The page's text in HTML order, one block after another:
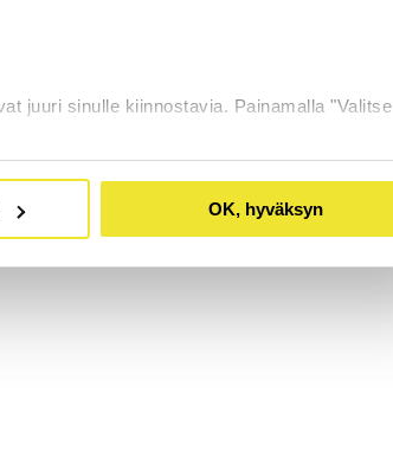
juuri sinulle kiinnostavia. Painamalla "Valitse
OK, hyväksyn